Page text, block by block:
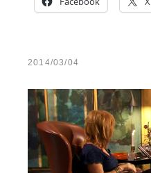
2014/03/04